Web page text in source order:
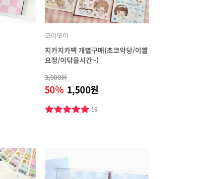
모이또이
치카치카팩 개별구매(초코악당/이빨
요정/이닦을시간~)
3,000원
50% 1,500원
16